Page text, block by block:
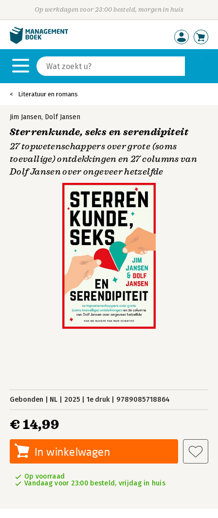
Op werkdagen voor 23:00 besteld, morgen in huis
Literatuur en romans
Jim Jansen, Dolf Jansen
Sterrenkunde, seks en serendipiteit
27 topwetenschappers over grote (soms
toevallige) ontdekkingen en 27 columns van
Dolf Jansen over ongeveer hetzelfde
Gebonden NL 2025 1e druk 9789085718864
€ 14,99
In winkelwagen
Op voorraad
Vandaag voor 23:00 besteld, vrijdag in huis